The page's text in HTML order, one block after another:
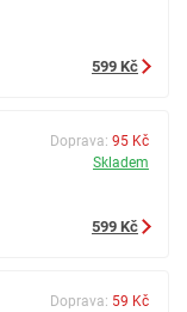
599 Kč
Doprava: 95 Kč
Skladem
599 Kč
Doprava: 59 Kč